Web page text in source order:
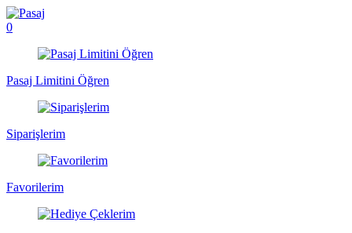
0
Pasaj Limitini Öğren
Siparişlerim
Favorilerim